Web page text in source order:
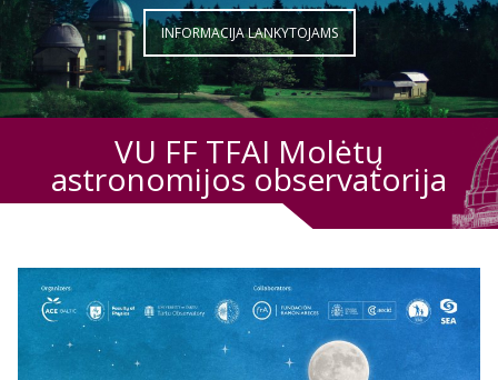
INFORMACIJA LANKYTOJAMS
VU FF TFAI Molėtų
astronomijos observatorija